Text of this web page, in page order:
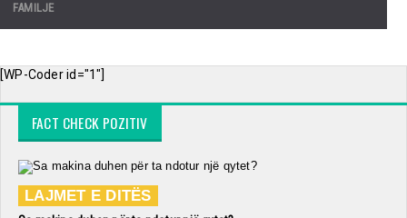
FAMILJE
[WP-Coder id="1"]
FACT CHECK POZITIV
LAJMET E DITËS